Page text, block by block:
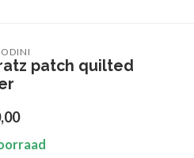
patch quilted